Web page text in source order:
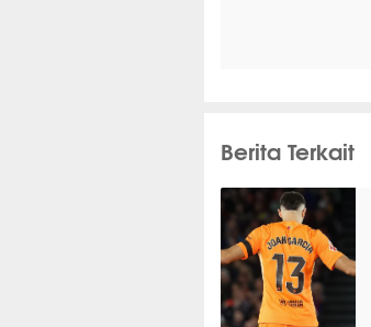
Berita Terkait